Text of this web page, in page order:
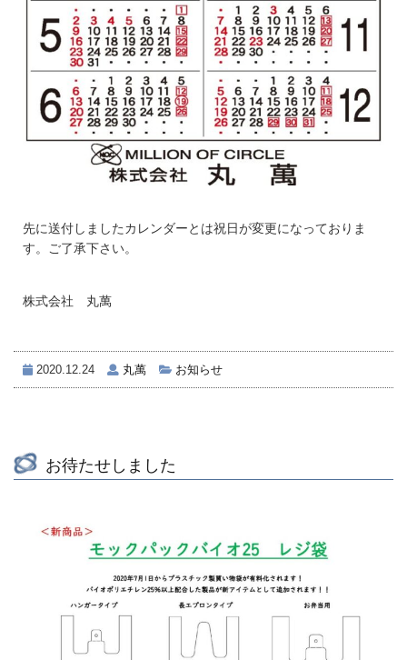
先に送付しましたカレンダーとは祝日が変更になっておりま
す。ご了承下さい。
株式会社 丸萬
2020.12.24 丸萬 お知らせ
お待たせしました